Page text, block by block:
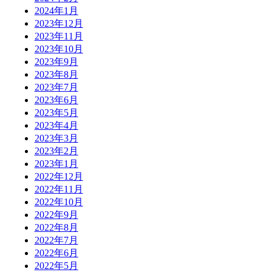
2024年1月
2023年12月
2023年11月
2023年10月
2023年9月
2023年8月
2023年7月
2023年6月
2023年5月
2023年4月
2023年3月
2023年2月
2023年1月
2022年12月
2022年11月
2022年10月
2022年9月
2022年8月
2022年7月
2022年6月
2022年5月